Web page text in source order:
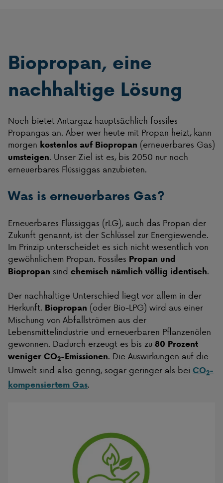
Biopropan, eine
nachhaltige Lösung
Noch bietet Antargaz hauptsächlich fossiles
Propangas an. Aber wer heute mit Propan heizt, kann
morgen kostenlos auf Biopropan (erneuerbares Gas)
umsteigen. Unser Ziel ist es, bis 2050 nur noch
erneuerbares Flüssiggas anzubieten.
Was is erneuerbares Gas?
Erneuerbares Flüssiggas (rLG), auch das Propan der
Zukunft genannt, ist der Schlüssel zur Energiewende.
Im Prinzip unterscheidet es sich nicht wesentlich von
gewöhnlichem Propan. Fossiles Propan und
Biopropan sind chemisch nämlich völlig identisch.
Der nachhaltige Unterschied liegt vor allem in der
Herkunft. Biopropan (oder Bio-LPG) wird aus einer
Mischung von Abfallströmen aus der
Lebensmittelindustrie und erneuerbaren Pflanzenölen
gewonnen. Dadurch erzeugt es bis zu 80 Prozent
weniger CO2-Emissionen. Die Auswirkungen auf die
Umwelt sind also gering, sogar geringer als bei CO2-
kompensiertem Gas.